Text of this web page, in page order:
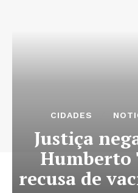
CIDADES
Justiça
Humberto
recusa de